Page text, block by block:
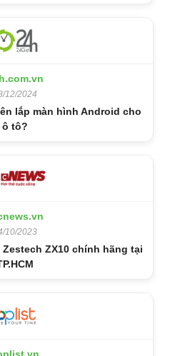
12/2024
lắp màn hình Android cho
ô tô?
10/2023
ZX10 chính hãng tại